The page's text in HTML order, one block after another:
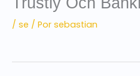
/ se / Por sebastian